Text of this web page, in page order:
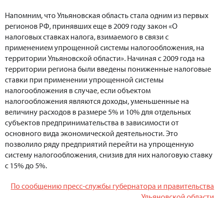
Напомним, что Ульяновская область стала одним из первых
регионов РФ, принявших еще в 2009 году закон «О
налоговых ставках налога, взимаемого в связи с
применением упрощенной системы налогообложения, на
территории Ульяновской области». Начиная с 2009 года на
территории региона были введены пониженные налоговые
ставки при применении упрощенной системы
налогообложения в случае, если объектом
налогообложения являются доходы, уменьшенные на
величину расходов в размере 5% и 10% для отдельных
субъектов предпринимательства в зависимости от
основного вида экономической деятельности. Это
позволило ряду предприятий перейти на упрощенную
систему налогообложения, снизив для них налоговую ставку
с 15% до 5%.
По сообщению пресс-службы губернатора и правительства